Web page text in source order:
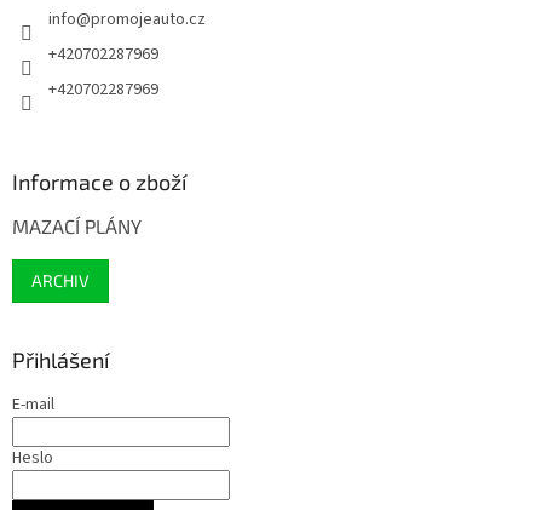
info@promojeauto.cz
+420702287969
+420702287969
Informace o zboží
MAZACÍ PLÁNY
ARCHIV
Přihlášení
E-mail
Heslo